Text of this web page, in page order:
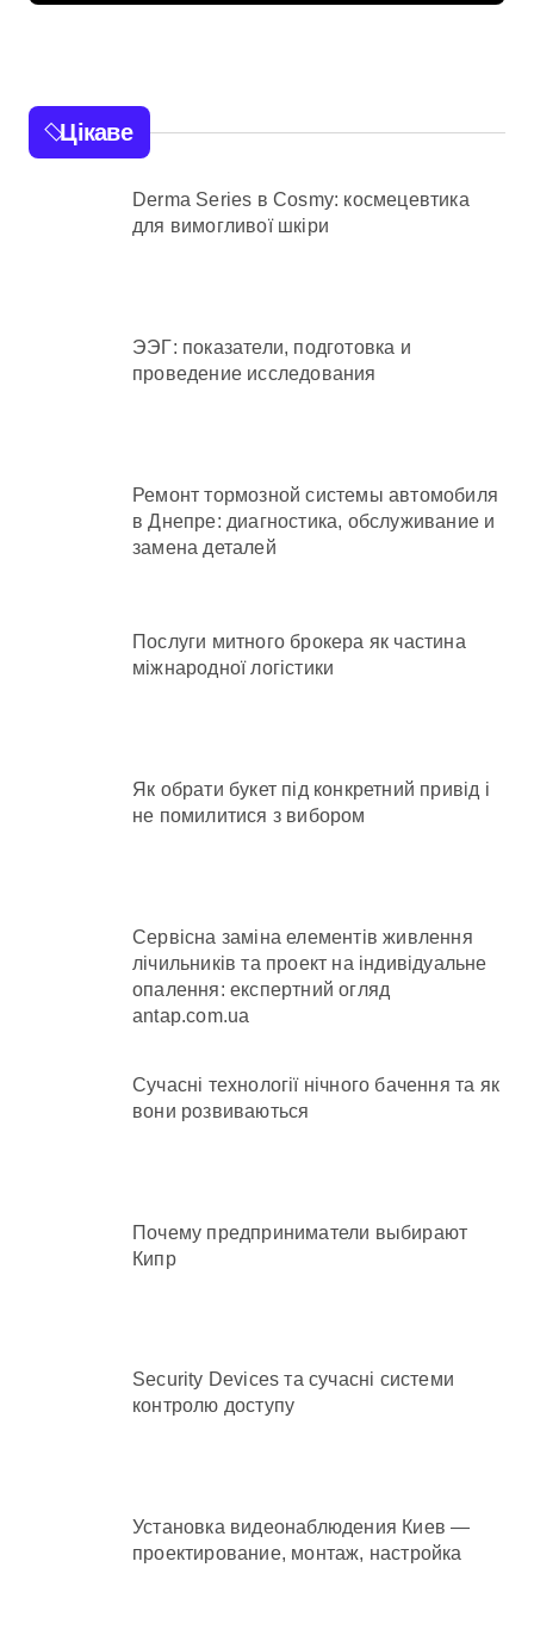
Цікаве
Derma Series в Cosmy: космецевтика
для вимогливої шкіри
ЭЭГ: показатели, подготовка и
проведение исследования
Ремонт тормозной системы автомобиля
в Днепре: диагностика, обслуживание и
замена деталей
Послуги митного брокера як частина
міжнародної логістики
Як обрати букет під конкретний привід і
не помилитися з вибором
Сервісна заміна елементів живлення
лічильників та проект на індивідуальне
опалення: експертний огляд
antap.com.ua
Сучасні технології нічного бачення та як
вони розвиваються
Почему предприниматели выбирают
Кипр
Security Devices та сучасні системи
контролю доступу
Установка видеонаблюдения Киев —
проектирование, монтаж, настройка